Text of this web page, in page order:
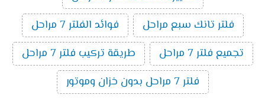
فلتر تانك سبع مراحل
فوائد الفلتر 7 مراحل
تجميع فلتر 7 مراحل
طريقة تركيب فلتر 7 مراحل
فلتر 7 مراحل بدون خزان وموتور